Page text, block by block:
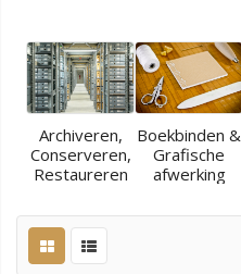
Archiveren,
Conserveren,
Restaureren
Boekbinden &
Grafische
afwerking